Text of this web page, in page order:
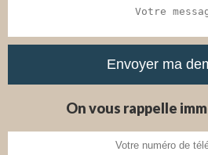
On vous rappelle